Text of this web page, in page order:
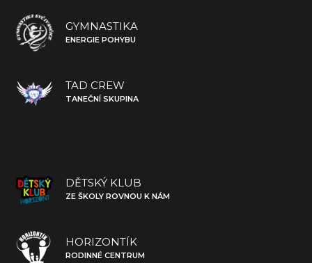
GYMNASTIKA
ENERGIE POHYBU
TAD CREW
TANEČNÍ SKUPINA
DĚTSKÝ KLUB
ZE ŠKOLY ROVNOU K NÁM
HORIZONTÍK
RODINNÉ CENTRUM